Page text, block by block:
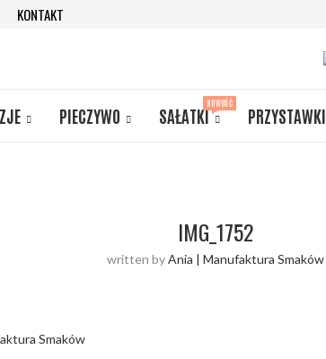
KONTAKT
PIECZYWO SAŁATKI
NOWOŚĆ
PRZYSTAWKI
IMG_1752
written byAnia | Manufaktura Smaków
Smaków